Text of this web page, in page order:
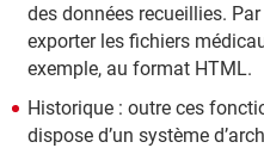
des données recueillies.
exporter les fichiers
exemple, au format HTML.
Historique : outre ces
dispose d’un système